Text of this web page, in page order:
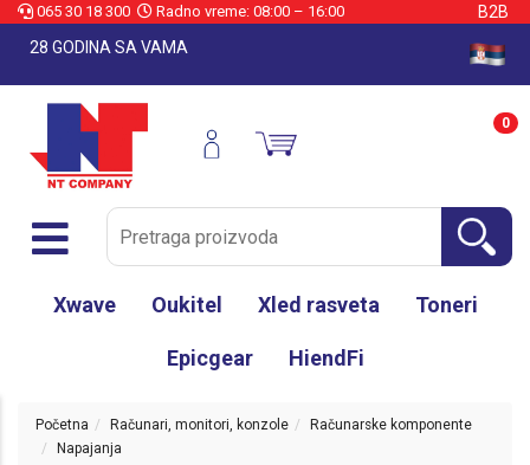
065 30 18 300 Radno vreme: 08:00 – 16:00
B2B
28 GODINA SA VAMA
Xwave Oukitel Xled rasveta Toneri
Epicgear HiendFi
0
Početna Računari, monitori, konzole
Računarske komponente
Napajanja